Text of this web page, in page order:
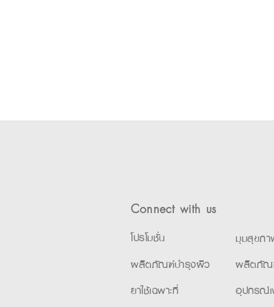
Connect with us
โปรโมชั่น
มุมสุขภ
ผลิตภัณฑ์บำรุงผิว
ผลิตภัณ
ยาใช้เฉพาะที่
อุปกรณ์